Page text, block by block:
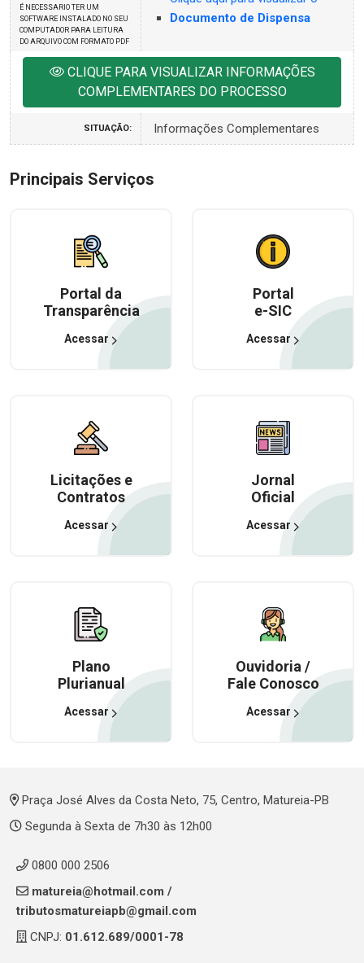
É NECESSARIO TER UM
SOFTWARE INSTALADO NO SEU
COMPUTADOR PARA LEITURA
DO ARQUIVO COM FORMATO PDF
Documento de Dispensa
CLIQUE PARA VISUALIZAR INFORMAÇÕES
COMPLEMENTARES DO PROCESSO
SITUAÇÃO: Informações Complementares
Principais Serviços
Portal da
Transparência
Acessar
Portal
e-SIC
Acessar
Licitações e
Contratos
Acessar
Jornal
Oficial
Acessar
Plano
Plurianual
Acessar
Ouvidoria /
Fale Conosco
Acessar
Praça José Alves da Costa Neto, 75, Centro, Matureia-PB
Segunda à Sexta de 7h30 às 12h00
0800 000 2506
matureia@hotmail.com /
tributosmatureiapb@gmail.com
CNPJ: 01.612.689/0001-78